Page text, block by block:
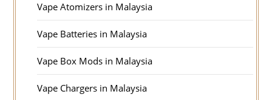
Vape Atomizers in Malaysia
Vape Batteries in Malaysia
Vape Box Mods in Malaysia
Vape Chargers in Malaysia